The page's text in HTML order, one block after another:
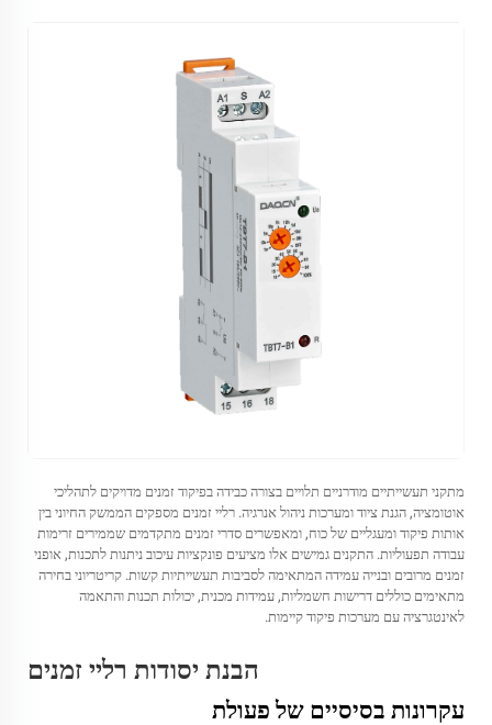
מתקני תעשייתיים מודרניים תלויים בצורה כבידה בפיקוד זמנים מדויקים לתהליכי
אוטומציה, הגנת ציוד ומערכות ניהול אנרגיה. רליי זמנים מספקים הממשק החיוני בין
אותות פיקוד ומעגליים של כוח, ומאפשרים סדרי זמנים מתקדמים שממירים זרימות
עבודה תפעוליות. התקנים גמישים אלו מציעים פונקציות עיכוב ניתנות לתכנות, אופני
זמנים מרובים ובנייה עמידה המתאימה לסביבות תעשייתיות קשות. קריטריוני בחירה
מתאימים כוללים דרישות חשמליות, עמידות מכנית, יכולות תכנות והתאמה
לאינטגרציה עם מערכות פיקוד קיימות.
הבנת יסודות רליי זמנים
עקרונות בסיסיים של פעולת